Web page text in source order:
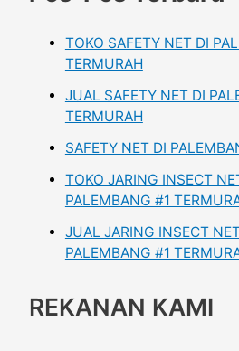
TOKO SAFETY NET DI
TERMURAH
JUAL SAFETY NET DI
TERMURAH
SAFETY NET DI
TOKO JARING INSECT
PALEMBANG #1
JUAL JARING INSECT
PALEMBANG #1
REKANAN KAMI